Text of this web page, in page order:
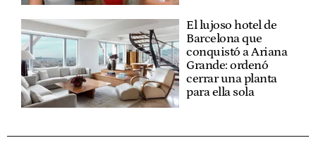
El lujoso hotel de
Barcelona que
conquistó a Ariana
Grande: ordenó
cerrar una planta
para ella sola